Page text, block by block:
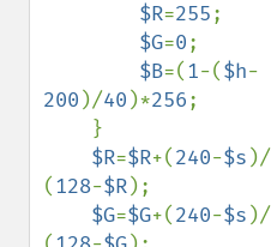
$R=255;
$G=0;
$B=(1-($h-
200 )/40 )*256;
$R=$R+(240-$s )/
(128-$R);
$G=$G+(240-$s )/